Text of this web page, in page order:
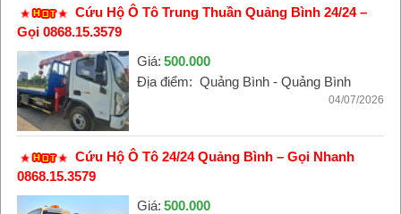
Cứu Hộ Ô Tô Trung Thuần Quảng Bình 24/24 –
Gọi 0868.15.3579
Giá: 500.000
Địa điểm: Quảng Bình - Quảng Bình
04/07/2026
Cứu Hộ Ô Tô 24/24 Quảng Bình – Gọi Nhanh
0868.15.3579
Giá: 500.000